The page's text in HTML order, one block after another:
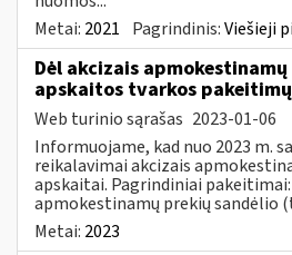
Metai: 2021 Pagrindinis:Viešieji
Dėl akcizais
apskaitos tvarkos pakeitimų
Web turinio sąrašas 2023-01-06
Informuojame, kad nuo 2023 m.
reikalavimai akcizais
apskaitai. Pagrindiniai pakeitimai:
apmokestinamų prekių sandėlio
Metai: 2023